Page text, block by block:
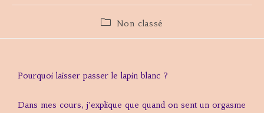
Non classé
Pourquoi laisser passer le lapin blanc ?
Dans mes cours, j’explique que quand on sent un orgasme